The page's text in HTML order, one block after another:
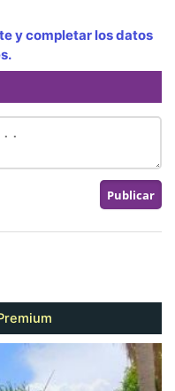
y completar los datos